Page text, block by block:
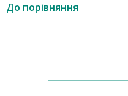
До порівняння